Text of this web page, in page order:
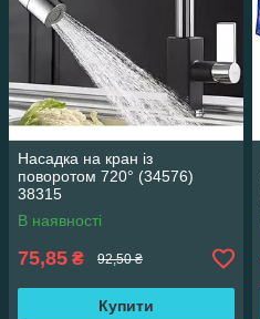
Насадка на кран із
поворотом 720° (34576)
38315
В наявності
75,85 ₴ 92,50 ₴
Купити